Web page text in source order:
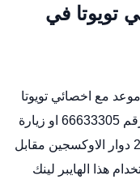
تويوتا في
مع اخصائي تويوتا
بكل سهولة عبر الاتصال المباشر على الرقم 66633305 او زيارة
مقر الشركة في الكويت الشويخ شارع 21 دوار الاوكسجين مقابل
هذا الهايبر لينك